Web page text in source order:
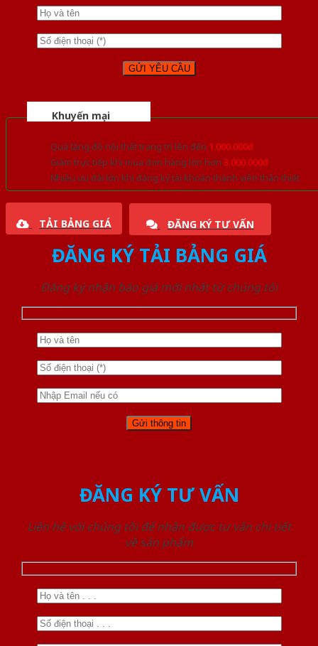
Khuyến mại
Quà tặng đồ nội thất trang trí lên đến 1.000.000đ
Giảm trực tiếp khi mua đơn hàng lớn hơn 3.000.000đ
Nhiều ưu đãi lớn khi đăng ký tài khoản thành viên thân thiết
TẢI BẢNG GIÁ ĐĂNG KÝ TƯ VẤN
ĐĂNG KÝ TẢI BẢNG GIÁ
Đăng ký nhận báo giá mới nhất từ chúng tôi
ĐĂNG KÝ TƯ VẤN
Liên hệ với chúng tôi để nhận được tư vấn chi tiết
về sản phẩm